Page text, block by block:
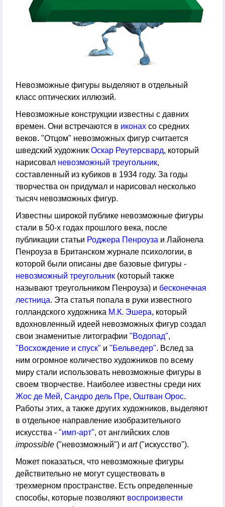
Невозможные фигуры выделяют в отдельный
класс оптических иллюзий.
Невозможные конструкции известны с давних
времен. Они встречаются в иконах со средних
веков. "Отцом" невозможных фигур считается
шведский художник Оскар Реутерсвард, который
нарисовал невозможный треугольник,
составленный из кубиков в 1934 году. За годы
творчества он придумал и нарисовал несколько
тысяч невозможных фигур.
Известны широкой публике невозможные фигуры
стали в 50-х годах прошлого века, после
публикации статьи Роджера Пенроуза и Лайонела
Пенроуза в Британском журнале психологии, в
которой были описаны две базовые фигуры -
невозможный треугольник (который также
называют треугольником Пенроуза) и бесконечная
лестница. Эта статья попала в руки известного
голландского художника М.К. Эшера, который
вдохновленный идеей невозможных фигур создал
свои знаменитые литографии "Водопад",
"Восхождение и спуск" и "Бельведер". Вслед за
ним огромное количество художников по всему
миру стали использовать невозможные фигуры в
своем творчестве. Наиболее известны среди них
Жос де Мей, Сандро дель Пре, Оштван Орос.
Работы этих, а также других художников, выделяют
в отдельное направление изобразительного
искусства - "имп-арт", от английских слов
impossible ("невозможный") и art("искусство").
Может показаться, что невозможные фигуры
действительно не могут существовать в
трехмерном пространстве. Есть определенные
способы, которые позволяют воспроизвести